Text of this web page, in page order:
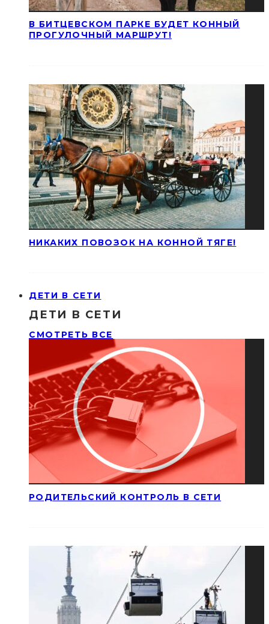
В БИТЦЕВСКОМ ПАРКЕ БУДЕТ КОННЫЙ
ПРОГУЛОЧНЫЙ МАРШРУТ!
НИКАКИХ ПОВОЗОК НА КОННОЙ ТЯГЕ!
ДЕТИ В СЕТИ
ДЕТИ В СЕТИ
СМОТРЕТЬ ВСЕ
РОДИТЕЛЬСКИЙ КОНТРОЛЬ В СЕТИ